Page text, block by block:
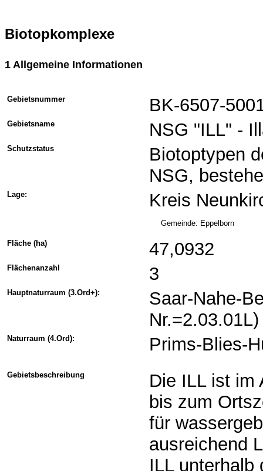
Biotopkomplexe
1 Allgemeine Informationen
Gebietsnummer BK-6507-
Gebietsname NSG "ILL" -
Schutzstatus
Biotoptypen
NSG,
Lage: Kreis
Gemeinde: Eppelborn
Fläche (ha) 47,0932
Flächenanzahl 3
Hauptnaturraum (3.Ord+):
Saar-Nahe-
Nr.=2.03.01L)
Naturraum (4.Ord): Prims-Blies-
Gebietsbeschreibung
Die ILL ist im
bis zum
für
ausreichend
ILL unterhalb